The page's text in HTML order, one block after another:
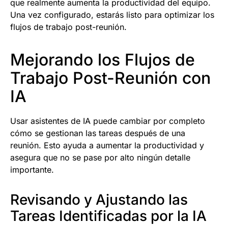
que realmente aumenta la productividad del equipo.
Una vez configurado, estarás listo para optimizar los
flujos de trabajo post-reunión.
Mejorando los Flujos de
Trabajo Post-Reunión con
IA
Usar asistentes de IA puede cambiar por completo
cómo se gestionan las tareas después de una
reunión. Esto ayuda a aumentar la productividad y
asegura que no se pase por alto ningún detalle
importante.
Revisando y Ajustando las
Tareas Identificadas por la IA